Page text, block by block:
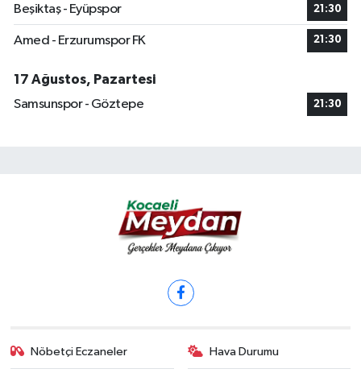
Beşiktaş - Eyüpspor 21:30
Amed - Erzurumspor FK 21:30
17 Ağustos, Pazartesi
Samsunspor - Göztepe
21:30
Nöbetçi Eczaneler Hava Durumu